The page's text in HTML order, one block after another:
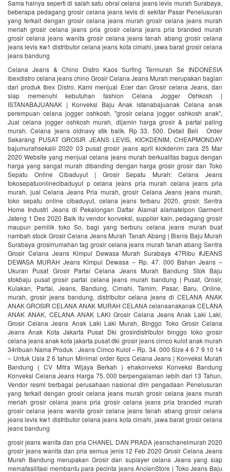
Sama halnya seperti di salah satu obral celana jeans levis murah Surabaya,
beberapa pedagang grosir celana jeans levis di sekitar Pasar Penelusuran
yang terkait dengan grosir celana jeans murah grosir celana jeans murah
meriah grosir celana jeans pria grosir celana jeans pria branded murah
grosir celana jeans wanita grosir celana jeans tanah abang grosir celana
jeans levis kw1 distributor celana jeans kota cimahi, jawa barat grosir celana
jeans bandung
Celana Jeans & Chino Distro Kaos Surfing Termurah Se INDONESIA
ibexdistro celana jeans chino Grosir Celana Jeans Murah merupakan bagian
dari produk Ibex Distro. Kami menjual Ecer dan Grosir celana Jeans, dan
siap memenuhi kebutuhan fashion Celana Jogger Oshkosh |
ISTANABAJUANAK | Konveksi Baju Anak istanabajuanak Celana anak
perempuan celana jogger oshkosh, "grosir celana jogger oshkosh anak",
Jual celana jogger oshkosh murah, dijamin harga grosir & partai paling
murah. Celana jeans oldnavy stik balik. Rp 33. 500. Detail Beli · Order
Sekarang PUSAT GROSIR JEANS LEVIS, KICKDENIM, CHEAPMONDAY
bajumurahsekalii 2020 03 pusat grosir jeans april kickdenim zara 25 Mar
2020 Website yang menjual celana jeans murah berkualitas bagus dengan
harga yang sangat murah dibanding dengan harga grosir grosir dan Toko
Sepatu Online Cibaduyut | Grosir Sepatu Murah: Celana Jeans
tokosepatuonlinecibaduyut p celana jeans pria murah celana jeans pria
murah, jual Celana Jeans Pria murah, grosir Celana Jeans jeans murah,
toko sepatu online cibaduyut, celana jeans terbaru 2020, grosir. Sentra
Home Industri Jeans di Pekalongan Daftar Alamat alamatelpon Garment
Jateng 1 Des 2020 Baik itu vendor konveksi, supplier kain, pedagang grosir
maupun pemilik toko So, bagi yang berburu celana jeans murah buat
nambah stock Grosir Celana Jeans Murah Tanah Abang | Bisnis Baju Murah
Surabaya grosirrumahan tag grosir celana jeans murah tanah abang Sentra
Grosir Celana Jeans Kimpul Dewasa Murah Surabaya 47Ribu #JEANS
DEWASA MURAH Jeans Kimpul Dewasa – Rp. 47. 000 Bahan Jeans –
Ukuran Pusat Grosir Partai Celana Jeans Murah Bandung Stok Baju
stokbaju pusat grosir partai celana jeans murah bandung | Pusat, Grosir,
Kulakan, Partai, Jeans, Bandung, Cimahi, Tamim, Pasar, Baru, Online,
murah, grosir jeans bandung, distributor celana jeans di CELANA ANAK
ANAK GROSIR CELANA ANAK MURAH CELANA celanaanakanak CELANA
ANAK ANAK, CELANA ANAK LAKI Grosir Celana Jeans Anak Laki Laki,
Grosir Celana Jeans Anak Laki Laki Murah, Binggo Toko Grosir Celana
Jeans Anak Kota Jakarta Pusat Dki grosirdistributor binggo toko grosir
celana jeans anak kota jakarta pusat dki grosir jeans cimco kulot anak murah
34ribuan Nama Produk : Jeans Cimco Kulot – Rp. 34. 000 Size 4 6 7 9 10 14
– Untuk Usia 2 6 tahun Minimal order 6pcs Celana Jeans | Konveksi Murah
Bandung ( CV Mitra Wijaya Berkah ) ehakonveksi Konveksi Bandung
Konveksi Celana Jeans Harga 75. 000 berpengalaman lebih dari 13 Tahun,
Vendor resmi berbagai perusahaan nasional dlm pengadaan Penelusuran
yang terkait dengan grosir celana jeans murah grosir celana jeans murah
meriah grosir celana jeans pria grosir celana jeans pria branded murah
grosir celana jeans wanita grosir celana jeans tanah abang grosir celana
jeans levis kw1 distributor celana jeans kota cimahi, jawa barat grosir celana
jeans bandung
grosir jeans wanita dan pria CHANEL DAN PRADA jeanschanelmurah 2020
grosir jeans wanita dan pria semua jenis 12 Feb 2020 Grosir Celana Jeans
Murah Bandung merupakan Grosir dan suplayer celana Jeans yang siap
memafasilitasi membantu para pecinta jeans AncienStore | Toko Jeans Baju